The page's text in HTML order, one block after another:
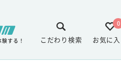
する！
0
お気に
こだわり検索